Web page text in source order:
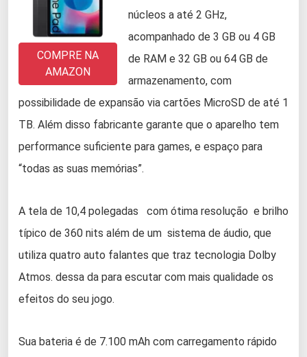
COMPRE NA
AMAZON
núcleos a até 2 GHz,
acompanhado de 3 GB ou 4 GB
de RAM e 32 GB ou 64 GB de
armazenamento, com
possibilidade de expansão via cartões MicroSD de até 1
TB. Além disso fabricante garante que o aparelho tem
performance suficiente para games, e espaço para
“todas as suas memórias”.
A tela de 10,4 polegadas com ótima resolução e brilho
típico de 360 nits além de um sistema de áudio, que
utiliza quatro auto falantes que traz tecnologia Dolby
Atmos. dessa da para escutar com mais qualidade os
efeitos do seu jogo.
Sua bateria é de 7.100 mAh com carregamento rápido